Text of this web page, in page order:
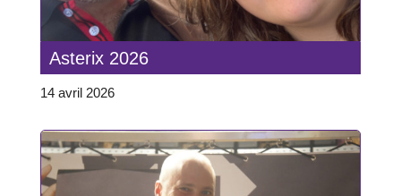
Asterix 2026
14 avril 2026